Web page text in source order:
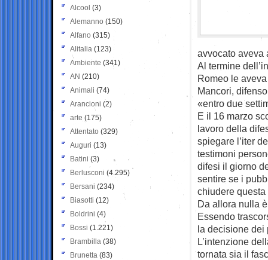
avvocato aveva
Al termine
Romeo le
Mancori,
«entro due
E il 16 marzo
lavoro della
spiegare l’iter
testimoni
difesi il giorno
sentire se i
chiudere
Da allora nulla
Essendo
la decisione dei
L’intenzione
tornata sia il
Alcool (3)
Alemanno (150)
Alfano (315)
Alitalia (123)
Ambiente (341)
AN (210)
Animali (74)
Arancioni (2)
arte (175)
Attentato (329)
Auguri (13)
Batini (3)
Berlusconi (4.295)
Bersani (234)
Biasotti (12)
Boldrini (4)
Bossi (1.221)
Brambilla (38)
Brunetta (83)